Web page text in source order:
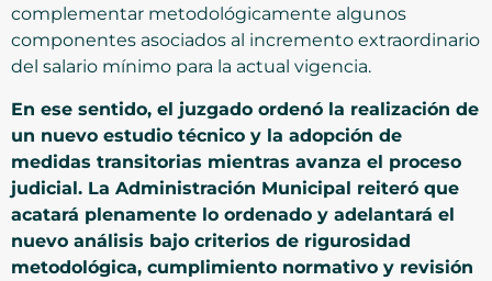
complementar metodológicamente algunos
componentes asociados al incremento extraordinario
del salario mínimo para la actual vigencia.
En ese sentido, el juzgado ordenó la realización de
un nuevo estudio técnico y la adopción de
medidas transitorias mientras avanza el proceso
judicial. La Administración Municipal reiteró que
acatará plenamente lo ordenado y adelantará el
nuevo análisis bajo criterios de rigurosidad
metodológica, cumplimiento normativo y revisión